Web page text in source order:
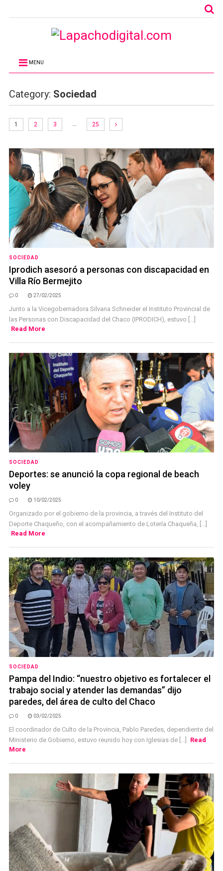
MENU
Category: Sociedad
1 2 3 … 25
SOCIEDAD
Iprodich asesoró a personas con discapacidad en
Villa Río Bermejito
0 27/02/2025
Junto a la Vicegobernadora Silvana Schneider el Instituto Provincial de
las Personas con Discapacidad del Chaco (IPRODICH), estuvo [...]
Read More
SOCIEDAD
Deportes: se anunció la copa regional de beach
voley
0 10/02/2025
Organizado por el gobierno de la provincia, a través del Instituto del
Deporte Chaqueño, con el acompañamiento de Lotería Chaqueña, [...]
Read More
SOCIEDAD
Pampa del Indio: “nuestro objetivo es fortalecer el
trabajo social y atender las demandas” dijo
paredes, del área de culto del Chaco
0 03/02/2025
El coordinador de Culto de la Provincia, Pablo Paredes, dependiente del
Ministerio de Gobierno, estuvo reunido hoy con Iglesias de [...]
Read
More